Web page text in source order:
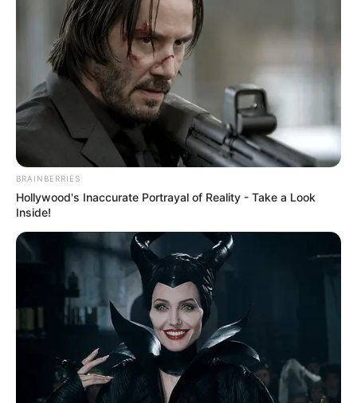
BRAINBERRIES
Hollywood's Inaccurate Portrayal of Reality - Take a Look
Inside!